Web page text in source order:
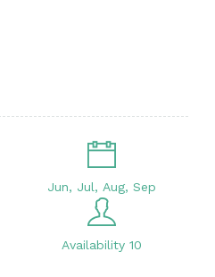
Jun, Jul, Aug, Sep
Availability 10